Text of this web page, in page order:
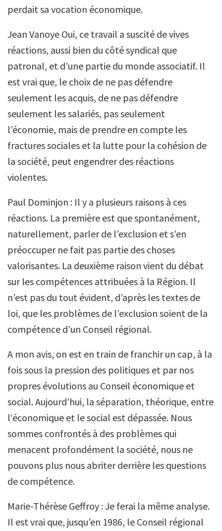
perdait sa vocation économique.
Jean Vanoye Oui, ce travail a suscité de vives
réactions, aussi bien du côté syndical que
patronal, et d’une partie du monde associatif. Il
est vrai que, le choix de ne pas défendre
seulement les acquis, de ne pas défendre
seulement les salariés, pas seulement
l’économie, mais de prendre en compte les
fractures sociales et la lutte pour la cohésion de
la société, peut engendrer des réactions
violentes.
Paul Dominjon : Il y a plusieurs raisons à ces
réactions. La première est que spontanément,
naturellement, parler de l’exclusion et s’en
préoccuper ne fait pas partie des choses
valorisantes. La deuxième raison vient du débat
sur les compétences attribuées à la Région. Il
n’est pas du tout évident, d’après les textes de
loi, que les problèmes de l’exclusion soient de la
compétence d’un Conseil régional.
A mon avis, on est en train de franchir un cap, à la
fois sous la pression des politiques et par nos
propres évolutions au Conseil économique et
social. Aujourd’hui, la séparation, théorique, entre
l‘économique et le social est dépassée. Nous
sommes confrontés à des problèmes qui
menacent profondément la société, nous ne
pouvons plus nous abriter derrière les questions
de compétence.
Marie-Thérèse Geffroy : Je ferai la même analyse.
Il est vrai que, jusqu’en 1986, le Conseil régional